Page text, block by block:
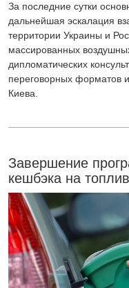
За последние сутки
дальнейшая эскалация
территории Украины и
массированных
дипломатических
переговорных форматов
Киева.
Завершение
кешбэка на